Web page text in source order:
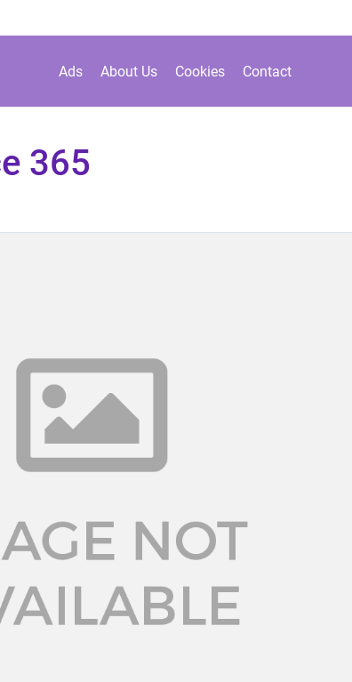
Ads About Us Cookies Contact
365